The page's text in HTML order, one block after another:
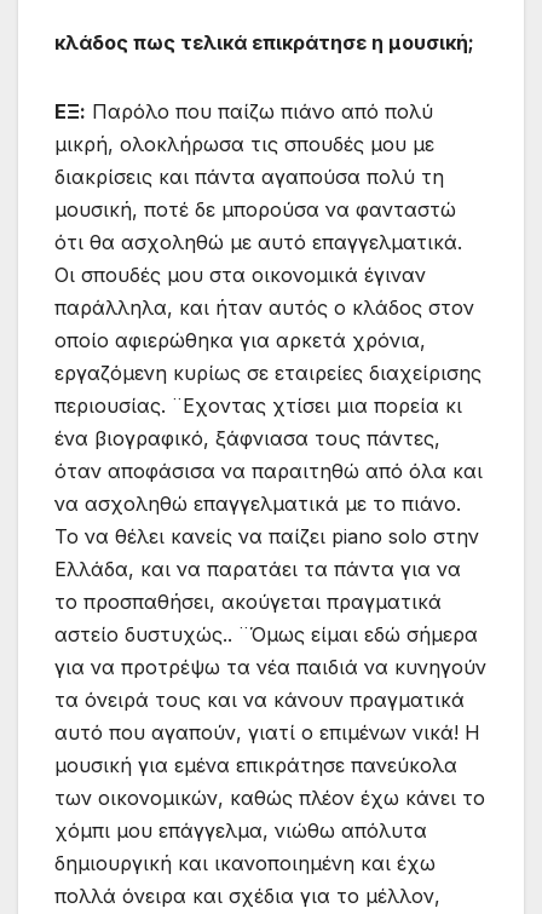
κλάδος πως τελικά επικράτησε η μουσική;
ΕΞ: Παρόλο που παίζω πιάνο από πολύ
μικρή, ολοκλήρωσα τις σπουδές μου με
διακρίσεις και πάντα αγαπούσα πολύ τη
μουσική, ποτέ δε μπορούσα να φανταστώ
ότι θα ασχοληθώ με αυτό επαγγελματικά.
Οι σπουδές μου στα οικονομικά έγιναν
παράλληλα, και ήταν αυτός ο κλάδος στον
οποίο αφιερώθηκα για αρκετά χρόνια,
εργαζόμενη κυρίως σε εταιρείες διαχείρισης
περιουσίας. ¨Εχοντας χτίσει μια πορεία κι
ένα βιογραφικό, ξάφνιασα τους πάντες,
όταν αποφάσισα να παραιτηθώ από όλα και
να ασχοληθώ επαγγελματικά με το πιάνο.
Το να θέλει κανείς να παίζει piano solo στην
Ελλάδα, και να παρατάει τα πάντα για να
το προσπαθήσει, ακούγεται πραγματικά
αστείο δυστυχώς.. ¨Όμως είμαι εδώ σήμερα
για να προτρέψω τα νέα παιδιά να κυνηγούν
τα όνειρά τους και να κάνουν πραγματικά
αυτό που αγαπούν, γιατί ο επιμένων νικά! Η
μουσική για εμένα επικράτησε πανεύκολα
των οικονομικών, καθώς πλέον έχω κάνει το
χόμπι μου επάγγελμα, νιώθω απόλυτα
δημιουργική και ικανοποιημένη και έχω
πολλά όνειρα και σχέδια για το μέλλον,